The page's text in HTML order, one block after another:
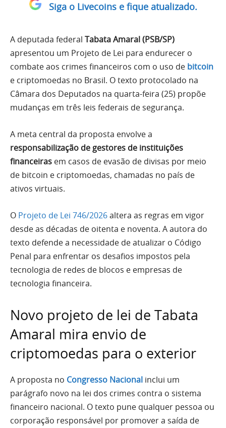
Siga o Livecoins e fique atualizado.
A deputada federal Tabata Amaral (PSB/SP)
apresentou um Projeto de Lei para endurecer o
combate aos crimes financeiros com o uso de bitcoin
e criptomoedas no Brasil. O texto protocolado na
Câmara dos Deputados na quarta-feira (25) propõe
mudanças em três leis federais de segurança.
A meta central da proposta envolve a
responsabilização de gestores de instituições
financeiras em casos de evasão de divisas por meio
de bitcoin e criptomoedas, chamadas no país de
ativos virtuais.
O Projeto de Lei 746/2026altera as regras em vigor
desde as décadas de oitenta e noventa. A autora do
texto defende a necessidade de atualizar o Código
Penal para enfrentar os desafios impostos pela
tecnologia de redes de blocos e empresas de
tecnologia financeira.
Novo projeto de lei de Tabata
Amaral mira envio de
criptomoedas para o exterior
A proposta no Congresso Nacional inclui um
parágrafo novo na lei dos crimes contra o sistema
financeiro nacional. O texto pune qualquer pessoa ou
corporação responsável por promover a saída de